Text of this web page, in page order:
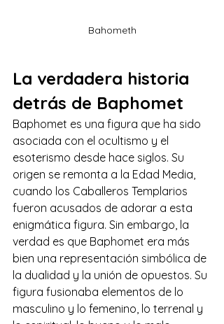
Bahometh
La verdadera historia
detrás de Baphomet
Baphomet es una figura que ha sido
asociada con el ocultismo y el
esoterismo desde hace siglos. Su
origen se remonta a la Edad Media,
cuando los Caballeros Templarios
fueron acusados de adorar a esta
enigmática figura. Sin embargo, la
verdad es que Baphomet era más
bien una representación simbólica de
la dualidad y la unión de opuestos. Su
figura fusionaba elementos de lo
masculino y lo femenino, lo terrenal y